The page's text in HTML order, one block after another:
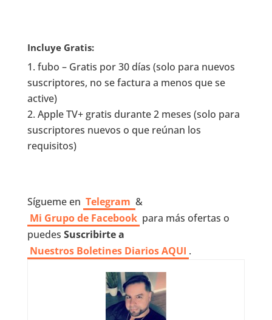
Incluye Gratis:
fubo – Gratis por 30 días (solo para nuevos
suscriptores, no se factura a menos que se
active)
Apple TV+ gratis durante 2 meses (solo para
suscriptores nuevos o que reúnan los
requisitos)
Sígueme en Telegram &
Mi Grupo de Facebook para más ofertas o
puedes Suscribirte a
Nuestros Boletines Diarios AQUI .